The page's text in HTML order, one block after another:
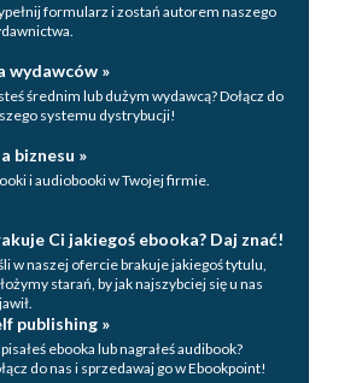
formularz i zostań autorem naszego
wydawców »
średnim lub dużym wydawcą? Dołącz do
systemu dystrybucji!
biznesu »
i audiobooki w Twojej firmie.
Ci jakiegoś ebooka? Daj znać!
w naszej ofercie brakuje jakiegoś tytulu,
starań, by jak najszybciej się u nas
publishing »
ebooka lub nagrałeś audibook?
do nas i sprzedawaj go w Ebookpoint!